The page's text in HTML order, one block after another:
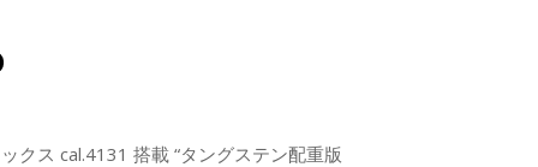
クス cal.4131 搭載 “タングステン配重版